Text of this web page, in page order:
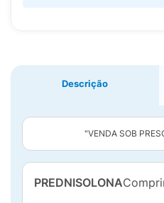
Descrição
"VENDA SOB
PREDNISOLONA